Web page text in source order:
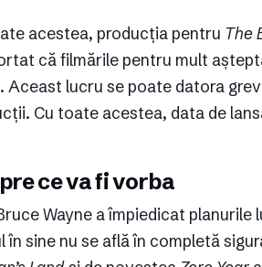
acestea, producția pentru The
că filmările pentru mult
Aceast lucru se poate datora
Cu toate acestea, data de
ce va fi vorba
Wayne a împiedicat planurile
în sine nu se află în completă